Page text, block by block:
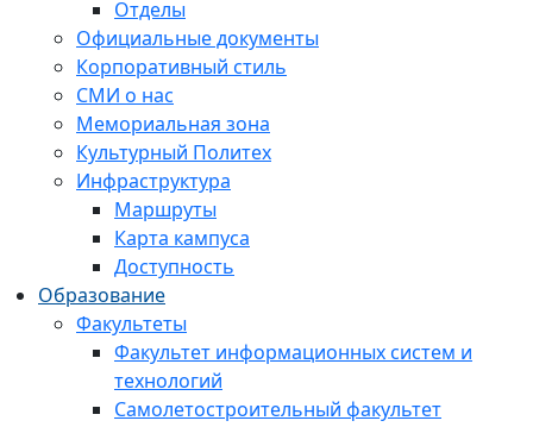
Отделы
Официальные документы
Корпоративный стиль
СМИ о нас
Мемориальная зона
Культурный Политех
Инфраструктура
Маршруты
Карта кампуса
Доступность
Образование
Факультеты
Факультет информационных систем и
технологий
Самолетостроительный факультет